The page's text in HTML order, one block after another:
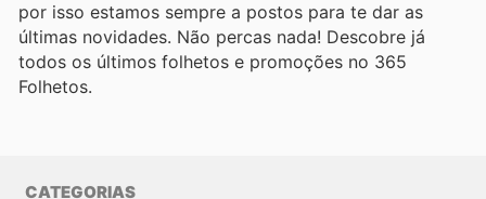
por isso estamos sempre a postos para te dar as
últimas novidades. Não percas nada! Descobre já
todos os últimos folhetos e promoções no 365
Folhetos.
CATEGORIAS